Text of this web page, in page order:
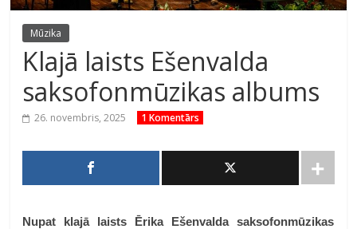
Mūzika
Klajā laists Ešenvalda
saksofonmūzikas albums
26. novembris, 2025 1 Komentārs
Nupat klajā laists Ērika Ešenvalda saksofonmūzikas